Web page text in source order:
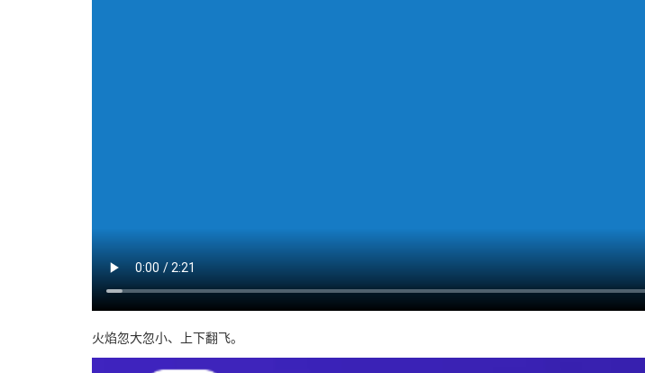
火焰忽大忽小、上下翻飞。